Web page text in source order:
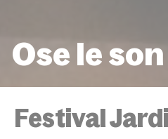
Ose le son
Festival